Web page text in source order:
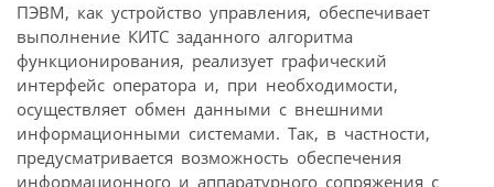
ПЭВМ, как устройство управления, обеспечивает
выполнение КИТС заданного алгоритма
функционирования, реализует графический
интерфейс оператора и, при необходимости,
осуществляет обмен данными с внешними
информационными системами. Так, в частности,
предусматривается возможность обеспечения
информационного и аппаратурного сопряжения с